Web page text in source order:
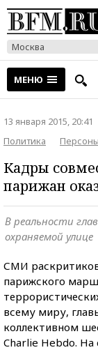
Москва
МЕНЮ
13 января 2015, 20:41
Политика
Персоны
Кадры
парижан
В реальности
охраняемой улице
СМИ
парижского
всему миру,
коллективном
Charlie Hebdo. На